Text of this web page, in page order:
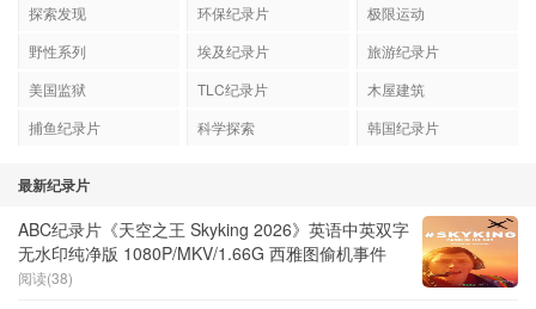
探索发现
环保纪录片
极限运动
野性系列
埃及纪录片
旅游纪录片
美国监狱
TLC纪录片
木屋建筑
捕鱼纪录片
科学探索 韩国纪录片
最新纪录片
ABC纪录片《天空之王 Skyking 2026》英语中英双字
无水印纯净版 1080P/MKV/1.66G 西雅图偷机事件
阅读(38)